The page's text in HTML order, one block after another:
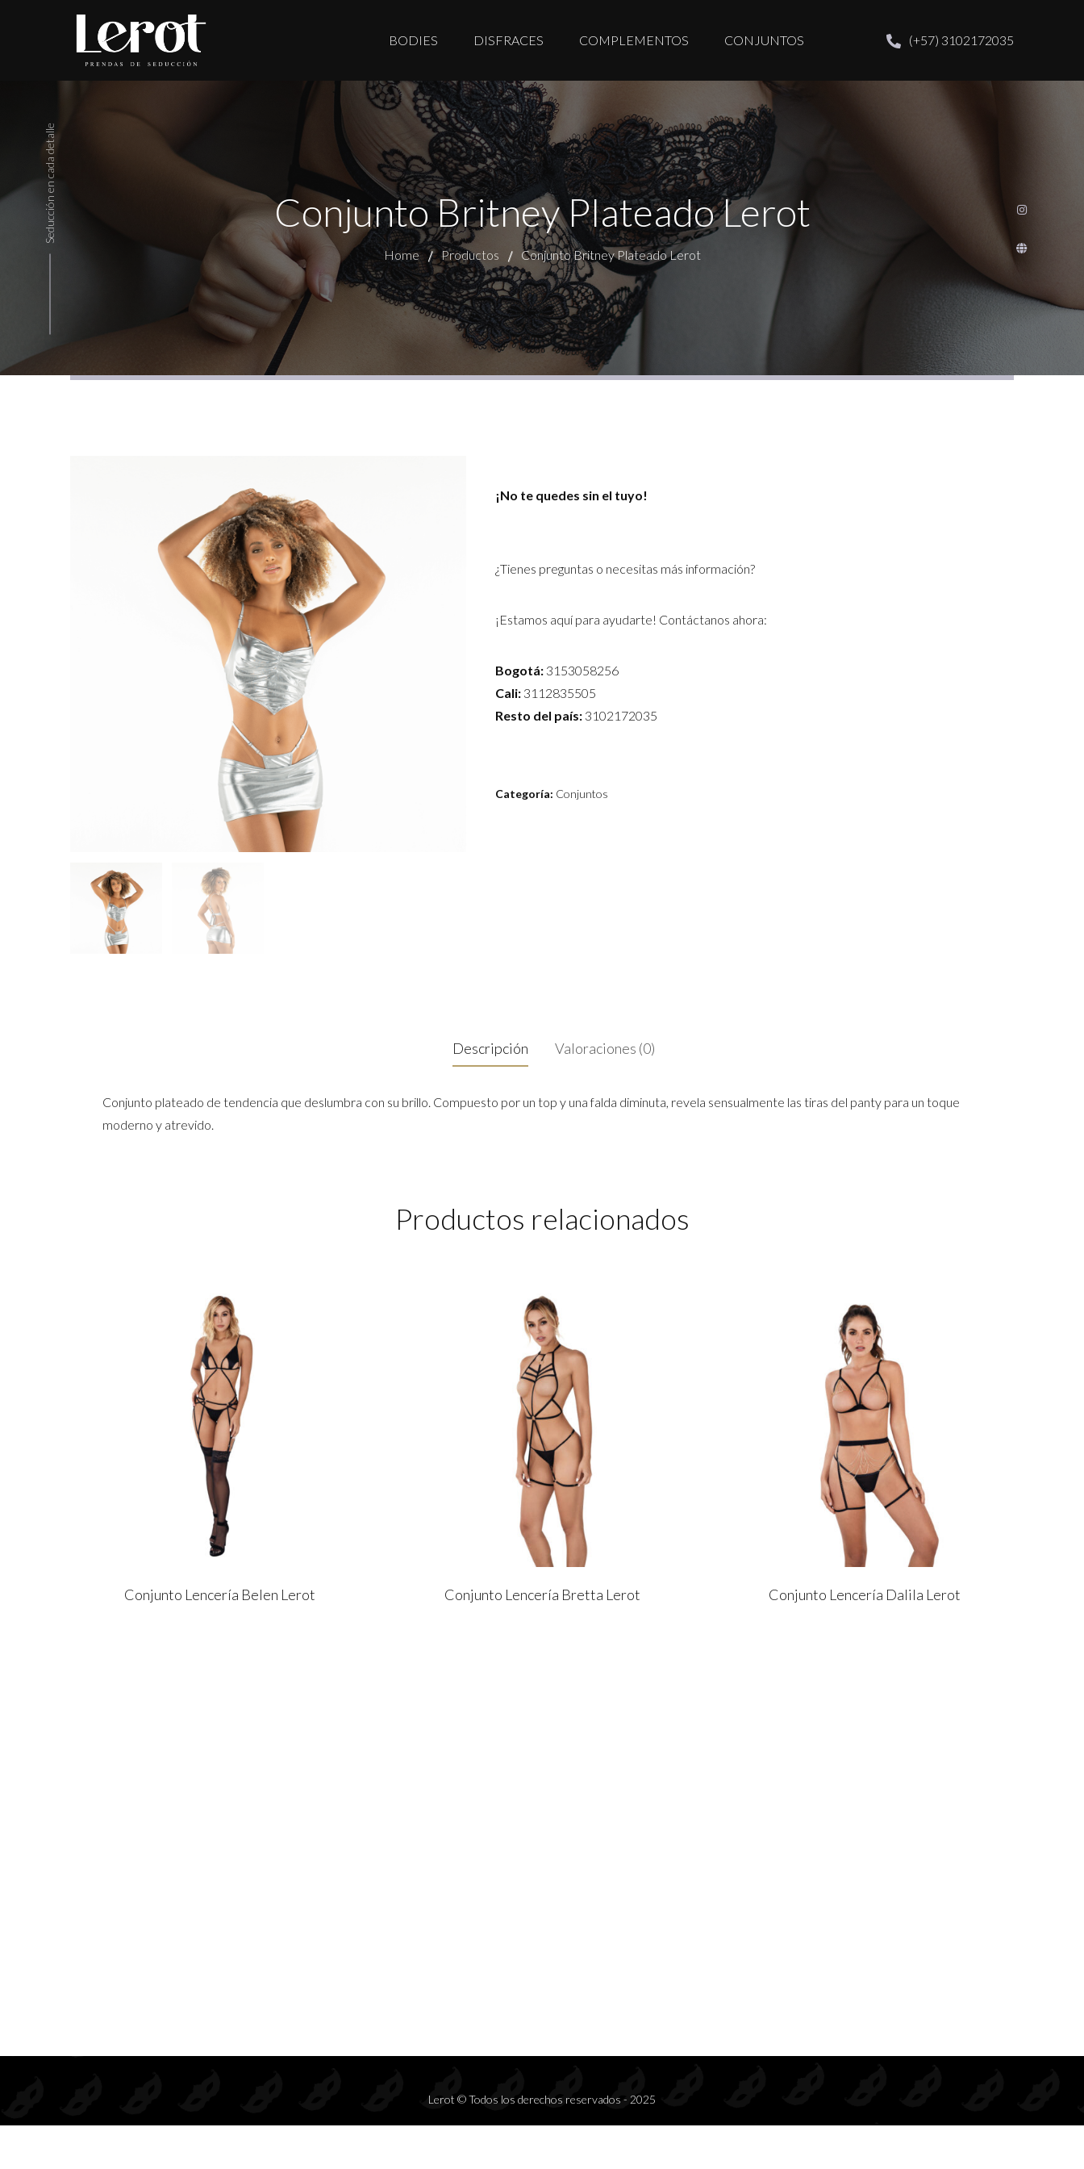
BODIES DISFRACES COMPLEMENTOS CONJUNTOS (+57) 3102172035
Conjunto Britney Plateado Lerot
Home Productos Conjunto Britney Plateado Lerot
Seducción en cada detalle
¡No te quedes sin el tuyo!
¿Tienes preguntas o necesitas más información?
¡Estamos aquí para ayudarte! Contáctanos ahora:
Bogotá: 3153058256
Cali: 3112835505
Resto del país: 3102172035
Categoría: Conjuntos
Descripción Valoraciones (0)
Conjunto plateado de tendencia que deslumbra con su brillo. Compuesto por un top y una falda diminuta, revela sensualmente las tiras del panty para un toque
moderno y atrevido.
Productos relacionados
Conjunto Lencería Belen Lerot Conjunto Lencería Bretta Lerot Conjunto Lencería Dalila Lerot
Lerot © Todos los derechos reservados - 2025